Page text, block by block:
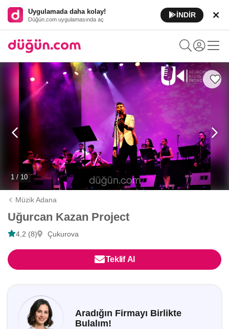
Uygulamada daha kolay!
Düğün.com uygulamasında aç
İNDİR
1 / 10
Müzik Adana
Uğurcan Kazan Project
4,2 (8) Çukurova
Teklif Al
Aradığın Firmayı Birlikte
Bulalım!